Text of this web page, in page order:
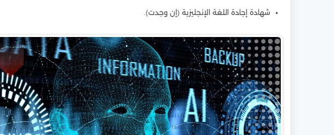
شهادة إجادة اللغة الإنجليزية (إن وجدت).